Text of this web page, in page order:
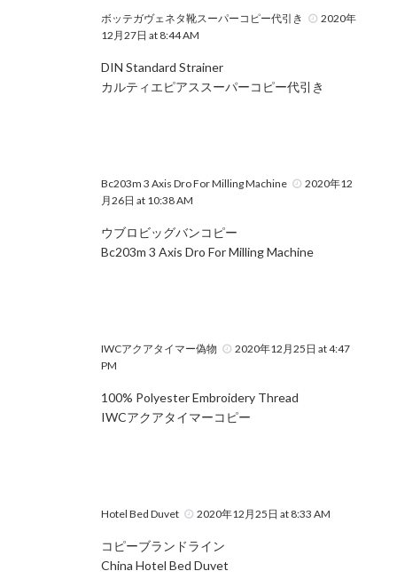
ボッテガヴェネタ靴スーパーコピー代引き
2020年
12月27日 at 8:44 AM
DIN Standard Strainer
カルティエピアススーパーコピー代引き
Bc203m 3 Axis Dro For Milling Machine
2020年12
月26日 at 10:38 AM
ウブロビッグバンコピー
Bc203m 3 Axis Dro For Milling Machine
IWCアクアタイマー偽物
2020年12月25日 at 4:47
PM
100% Polyester Embroidery Thread
IWCアクアタイマーコピー
Hotel Bed Duvet 2020年12月25日 at 8:33 AM
コピーブランドライン
China Hotel Bed Duvet